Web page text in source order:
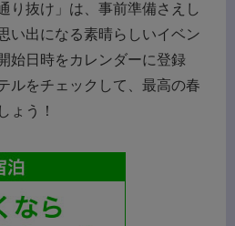
り抜け」は、事前準備さえし
い出になる素晴らしいイベン
始日時をカレンダーに登録
ルをチェックして、最高の春
ょう！